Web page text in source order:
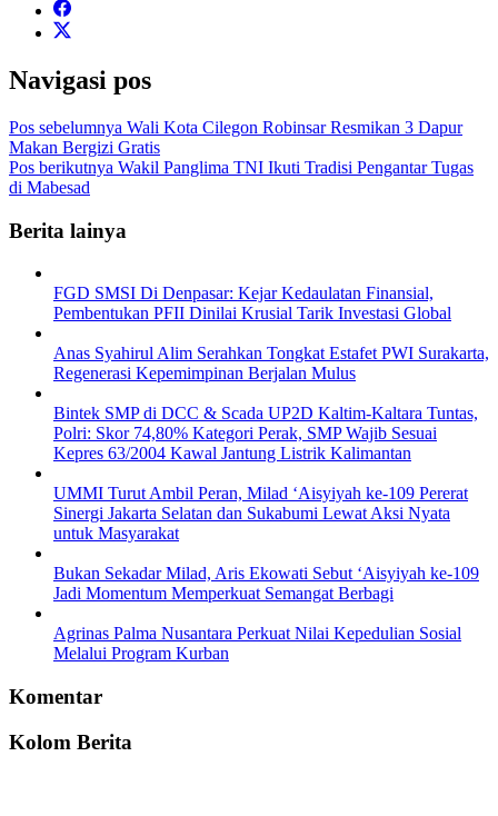
Navigasi pos
Pos sebelumnya Wali Kota Cilegon Robinsar Resmikan 3 Dapur
Makan Bergizi Gratis
Pos berikutnya Wakil Panglima TNI Ikuti Tradisi Pengantar Tugas
di Mabesad
Berita lainya
FGD SMSI Di Denpasar: Kejar Kedaulatan Finansial,
Pembentukan PFII Dinilai Krusial Tarik Investasi Global
Anas Syahirul Alim Serahkan Tongkat Estafet PWI Surakarta,
Regenerasi Kepemimpinan Berjalan Mulus
Bintek SMP di DCC & Scada UP2D Kaltim-Kaltara Tuntas,
Polri: Skor 74,80% Kategori Perak, SMP Wajib Sesuai
Kepres 63/2004 Kawal Jantung Listrik Kalimantan
UMMI Turut Ambil Peran, Milad ‘Aisyiyah ke-109 Pererat
Sinergi Jakarta Selatan dan Sukabumi Lewat Aksi Nyata
untuk Masyarakat
Bukan Sekadar Milad, Aris Ekowati Sebut ‘Aisyiyah ke-109
Jadi Momentum Memperkuat Semangat Berbagi
Agrinas Palma Nusantara Perkuat Nilai Kepedulian Sosial
Melalui Program Kurban
Komentar
Kolom Berita